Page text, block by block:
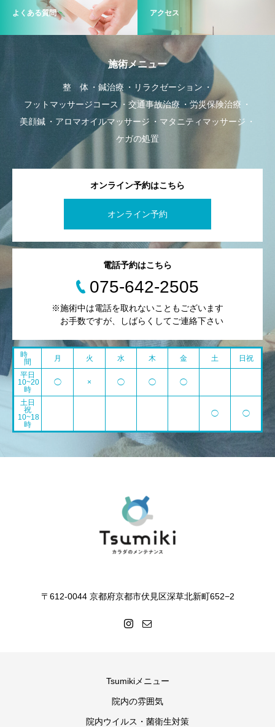
よくある質問 アクセス
施術メニュー
整 体 鍼治療
リラクゼーション
フットマッサージコース
交通事故治療
労災保険治療
美顔鍼
アロマオイルマッサージ
マタニティマッサージ
ケガの処置
オンライン予約はこちら
オンライン予約
電話予約はこちら
075-642-2505
※施術中は電話を取れないこともございます
お手数ですが、しばらくしてご連絡下さい
時
間
月 火 水 木 金 土
日祝
平日
10~20
時
◯ × ◯ ◯ ◯
土日
祝
10~18
時
◯ ◯
〒612-0044 京都府京都市伏見区深草北新町652−2
Tsumikiメニュー
院内の雰囲気
院内ウイルス・菌衛生対策